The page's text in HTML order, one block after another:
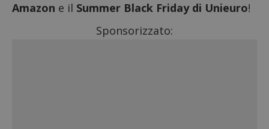
Amazon e il Summer Black Friday di Unieuro!
Sponsorizzato: